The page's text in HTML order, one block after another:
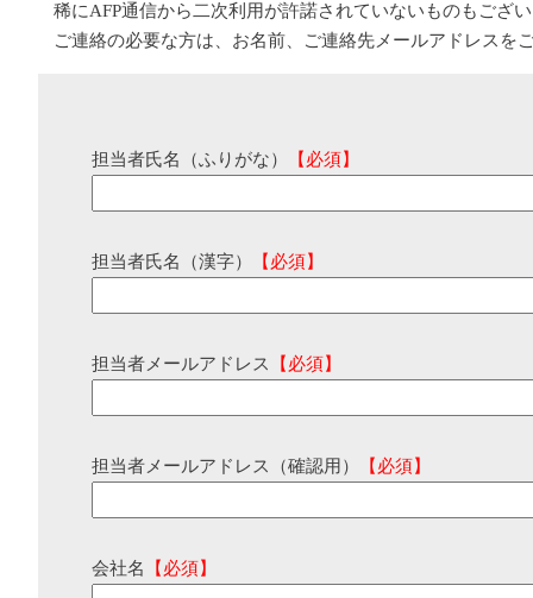
稀にAFP通信から二次利用が許諾されていないものもござ
ご連絡の必要な方は、お名前、ご連絡先メールアドレスを
担当者氏名（ふりがな） 【必須】
担当者氏名（漢字） 【必須】
担当者メールアドレス 【必須】
担当者メールアドレス（確認用） 【必須】
会社名 【必須】